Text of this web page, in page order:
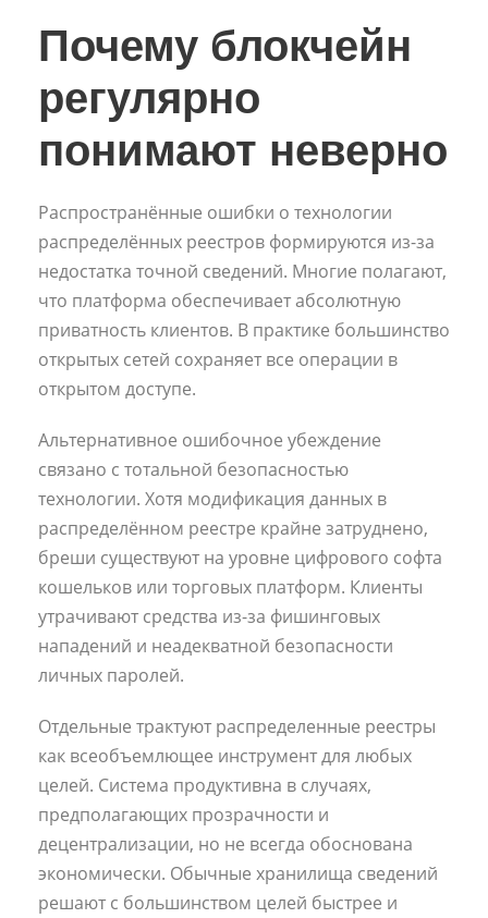
Почему блокчейн
регулярно
понимают неверно
Распространённые ошибки о технологии
распределённых реестров формируются из-за
недостатка точной сведений. Многие полагают,
что платформа обеспечивает абсолютную
приватность клиентов. В практике большинство
открытых сетей сохраняет все операции в
открытом доступе.
Альтернативное ошибочное убеждение
связано с тотальной безопасностью
технологии. Хотя модификация данных в
распределённом реестре крайне затруднено,
бреши существуют на уровне цифрового софта
кошельков или торговых платформ. Клиенты
утрачивают средства из-за фишинговых
нападений и неадекватной безопасности
личных паролей.
Отдельные трактуют распределенные реестры
как всеобъемлющее инструмент для любых
целей. Система продуктивна в случаях,
предполагающих прозрачности и
децентрализации, но не всегда обоснована
экономически. Обычные хранилища сведений
решают с большинством целей быстрее и